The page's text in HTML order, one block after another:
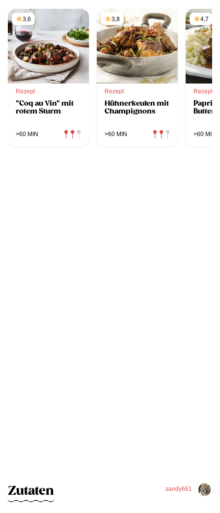
3,6
Rezept
"Coq au Vin" mit
rotem Sturm
>60 MIN
3,8
Rezept
Hühnerkeulen mit
Champignons
>60 MIN
4,7
Rezept
>60 MIN
sandy661
Zutaten